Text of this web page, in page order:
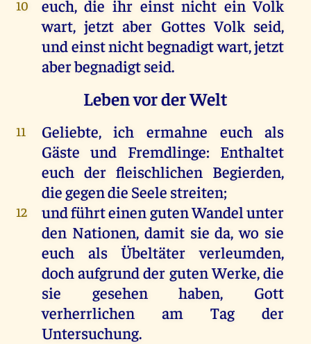
10 euch,die ihreinstnicht ein Volk
wart,jetzt aber Gottes Volk seid,
undeinstnichtbegnadigtwart,jetzt
aberbegnadigtseid.
Leben vor der Welt
11 Geliebte,ich ermahne euch
als
Gäste und Fremdlinge: Enthaltet
euch der fleischlichen Begierden,
diegegendie Seele streiten;
12 undführteinengutenWandelunter
denNationen, damit sie da,wo sie
euch
als Übeltäter verleumden,
dochaufgrundder gutenWerke,die
sie
gesehen haben, Gott
verherrlichen am Tag
der
Untersuchung.